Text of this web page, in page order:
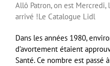
Allô Patron, on est
arrivé !Le Catalogue Lidl
Dans les années 1980,
d’avortement étaient
Santé. Ce nombre est passé